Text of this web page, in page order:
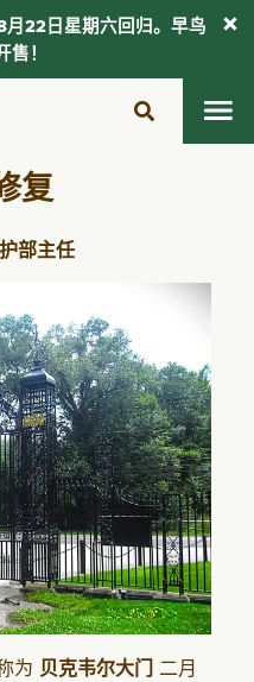
复
部主任
为 贝克韦尔大门 二月
22日星期六回归。早鸟
！